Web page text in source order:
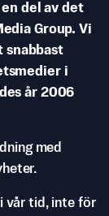
del av det
Group. Vi
snabbast
i
år 2006
med
vår tid, inte för